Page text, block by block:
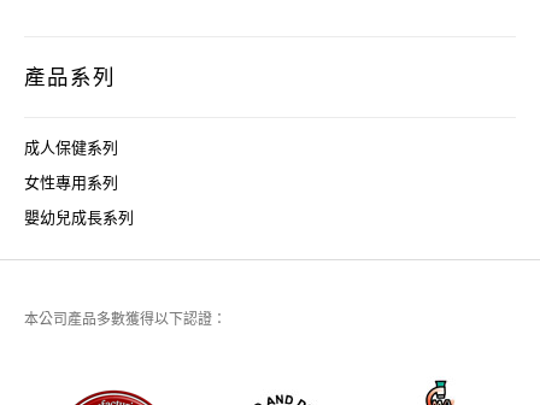
產品系列
成人保健系列
女性專用系列
嬰幼兒成長系列
本公司產品多數獲得以下認證：